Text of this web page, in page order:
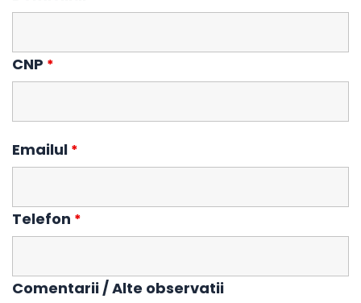
CNP *
Emailul *
Telefon *
Comentarii / Alte observatii